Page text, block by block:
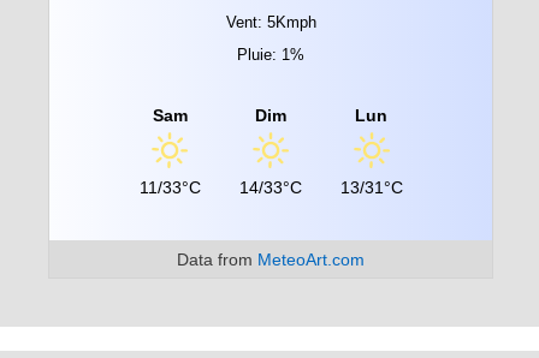
Vent: 5Kmph
Pluie: 1%
Sam
11/33°C
Dim
14/33°C
Lun
13/31°C
Data from MeteoArt.com